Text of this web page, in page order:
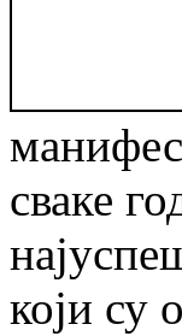
сваке
који су